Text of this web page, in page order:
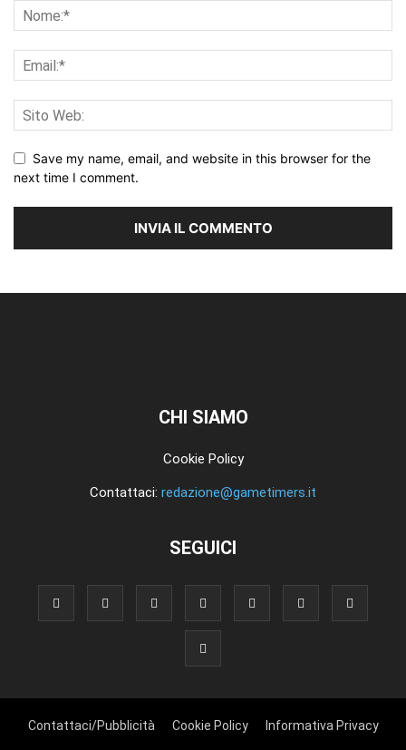
Save my name, email, and website in this browser for the
next time I comment.
CHI SIAMO
Cookie Policy
Contattaci: redazione@gametimers.it
SEGUICI
Contattaci/Pubblicità Cookie Policy Informativa Privacy